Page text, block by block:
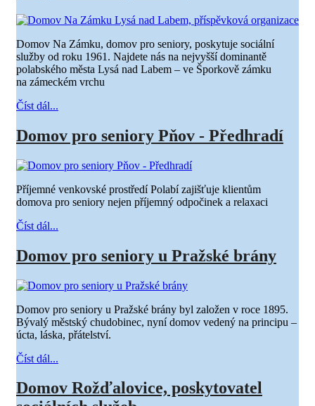
Domov Na Zámku, domov pro seniory, poskytuje sociální
služby od roku 1961. Najdete nás na nejvyšší dominantě
polabského města Lysá nad Labem – ve Šporkově zámku
na zámeckém vrchu
Číst dál...
Domov pro seniory Pňov - Předhradí
Příjemné venkovské prostředí Polabí zajišťuje klientům
domova pro seniory nejen příjemný odpočinek a relaxaci
Číst dál...
Domov pro seniory u Pražské brány
Domov pro seniory u Pražské brány byl založen v roce 1895.
Bývalý městský chudobinec, nyní domov vedený na principu –
úcta, láska, přátelství.
Číst dál...
Domov Rožďalovice, poskytovatel